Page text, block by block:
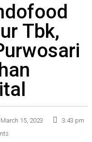
Tbk,
March 15, 2023
3:43 pm